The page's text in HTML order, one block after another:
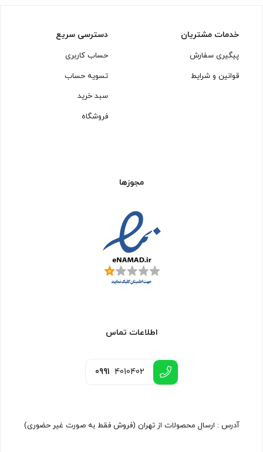
خدمات مشتریان
پیگیری سفارش
قوانین و شرایط
دسترسی سریع
حساب کاربری
تسویه حساب
سبد خرید
فروشگاه
مجوزها
اطلاعات تماس
0991 4010402
آدرس : ارسال محصولات از تهران (فروش فقط به صورت غیر حضوری)